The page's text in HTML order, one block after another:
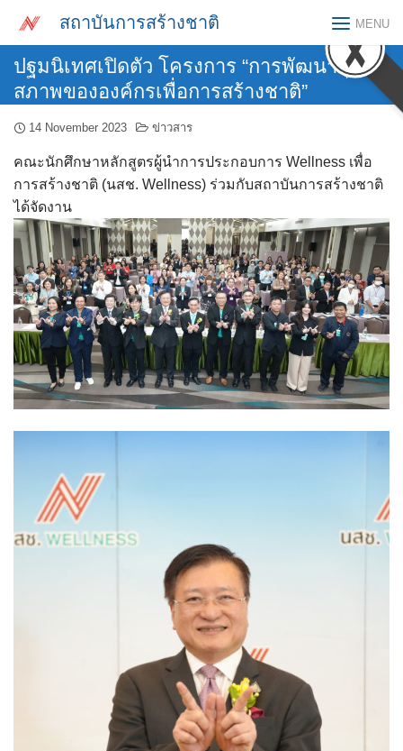
content
สถาบันการสร้างชาติ MENU
ปฐมนิเทศเปิดตัว โครงการ “การพัฒนาสุข
สภาพขององค์กรเพื่อการสร้างชาติ”
14 November 2023 ข่าวสาร
คณะนักศึกษาหลักสูตรผู้นำการประกอบการ Wellness เพื่อ
การสร้างชาติ (นสช. Wellness) ร่วมกับสถาบันการสร้างชาติ
ได้จัดงาน